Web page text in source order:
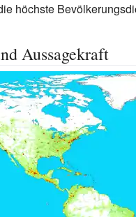
höchste
Aussagekraft